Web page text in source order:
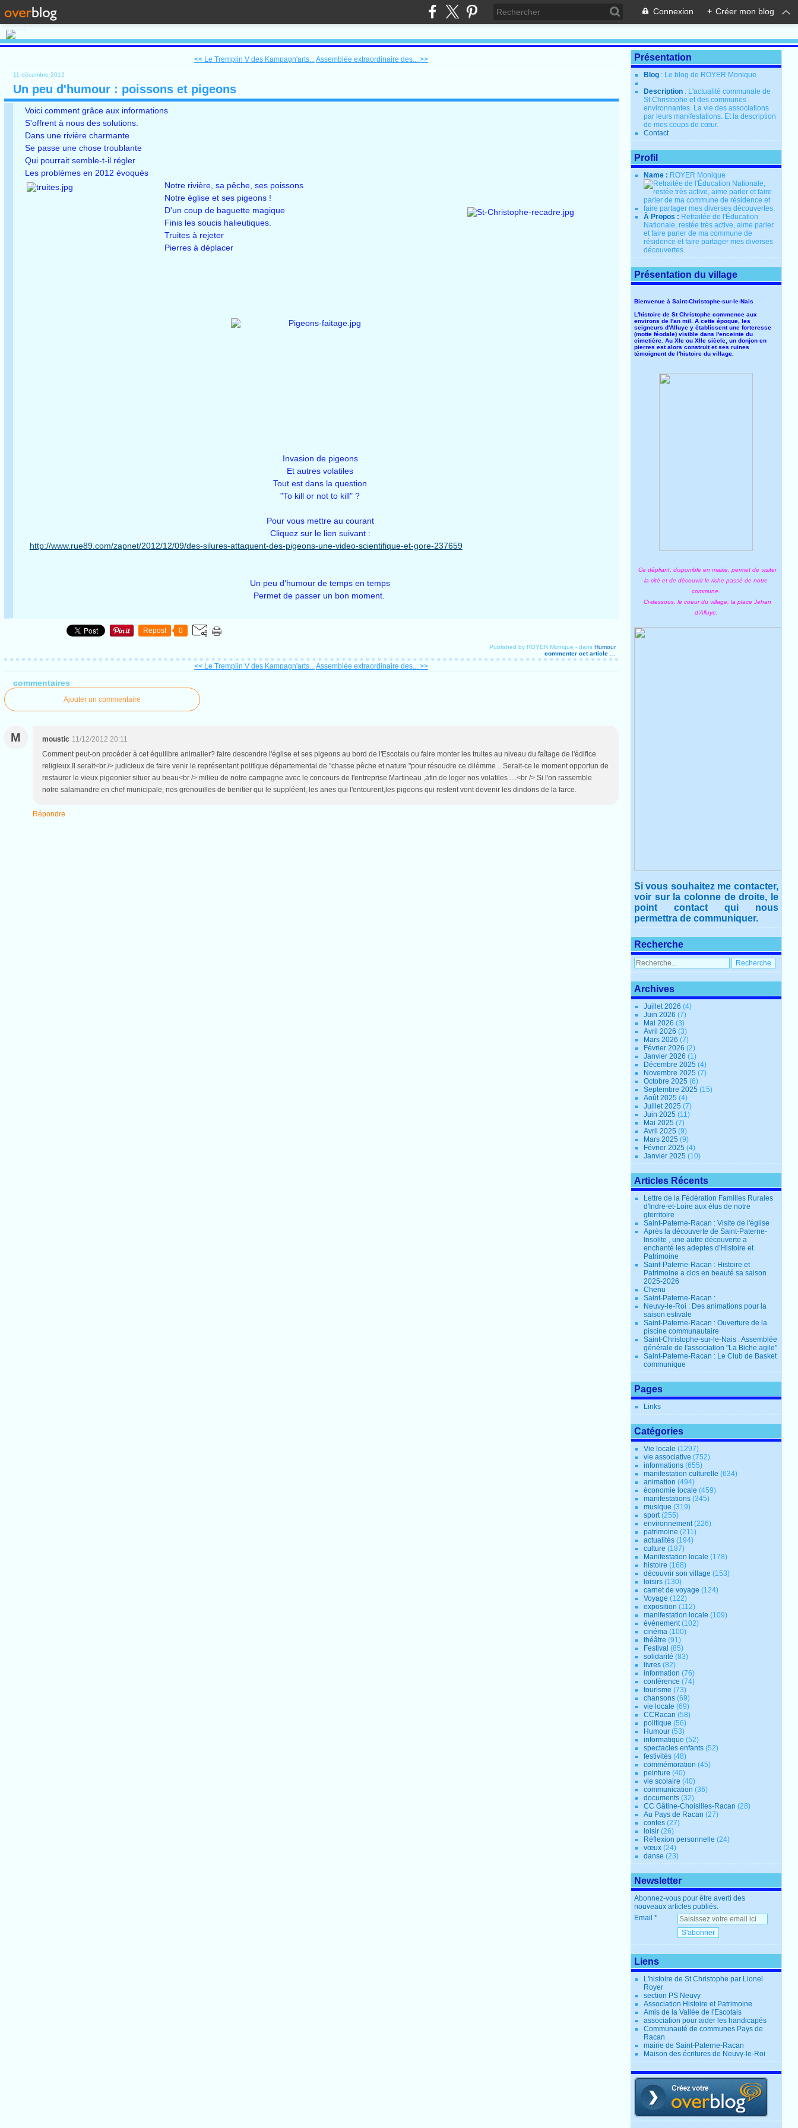
Connexion + Créer mon blog
<< Le Tremplin V des Kampagn'arts... Assemblée extraordinaire des... >>
11 décembre 2012
Un peu d'humour : poissons et pigeons
Voici comment grâce aux informations
S'offrent à nous des solutions.
Dans une rivière charmante
Se passe une chose troublante
Qui pourrait semble-t-il régler
Les problèmes en 2012 évoqués
Notre rivière, sa pêche, ses poissons
Notre église et ses pigeons !
D'un coup de baguette magique
Finis les soucis halieutiques.
Truites à rejeter
Pierres à déplacer
Invasion de pigeons
Et autres volatiles
Tout est dans la question
"To kill or not to kill" ?
Pour vous mettre au courant
Cliquez sur le lien suivant :
http://www.rue89.com/zapnet/2012/12/09/des-silures-attaquent-des-pigeons-une-video-scientifique-et-gore-237659
Un peu d'humour de temps en temps
Permet de passer un bon moment.
Repost 0
Published by ROYER Monique -dans Humour
commenter cet article
<< Le Tremplin V des Kampagn'arts... Assemblée extraordinaire des... >>
commentaires
Ajouter un commentaire
M moustic 11/12/2012 20:11
Comment peut-on procéder à cet équilibre animalier? faire descendre l'église et ses pigeons au bord de l'Escotais ou faire monter les truites au niveau du faîtage de l'édifice
religieux.Il serait<br /> judicieux de faire venir le représentant politique départemental de "chasse pêche et nature "pour résoudre ce dilèmme ...Serait-ce le moment opportun de
restaurer le vieux pigeonier situer au beau<br /> milieu de notre campagne avec le concours de l'entreprise Martineau ,afin de loger nos volatiles ....<br /> Si l'on rassemble
notre salamandre en chef municipale, nos grenouilles de benitier qui le suppléent, les anes qui l'entourent,les pigeons qui restent vont devenir les dindons de la farce.
Répondre
Présentation
Blog : Le blog de ROYER Monique
Description : L'actualité communale de
St Christophe et des communes
environnantes. La vie des associations
par leurs manifestations. Et la description
de mes coups de cœur.
Contact
Profil
Name : ROYER Monique
À Propos : Retraitée de l'Éducation
Nationale, restée très active, aime parler
et faire parler de ma commune de
résidence et faire partager mes diverses
découvertes.
Présentation du village
Bienvenue à Saint-Christophe-sur-le-Nais
L'histoire de St Christophe commence aux
environs de l'an mil. A cette époque, les
seigneurs d'Alluye y établissent une forteresse
(motte féodale) visible dans l'enceinte du
cimetière. Au XIe ou XIIe siècle, un donjon en
pierres est alors construit et ses ruines
témoignent de l'histoire du village.
Ce dépliant, disponible en mairie, permet de visiter
la cité et de découvrir le riche passé de notre
commune.
Ci-dessous, le coeur du village, la place Jehan
d'Alluye.
Si vous souhaitez me contacter,
voir sur la colonne de droite, le
point contact qui nous
permettra de communiquer.
Recherche
Archives
Juillet 2026(4)
Juin 2026(7)
Mai 2026(3)
Avril 2026(3)
Mars 2026(7)
Février 2026(2)
Janvier 2026(1)
Décembre 2025(4)
Novembre 2025(7)
Octobre 2025(6)
Septembre 2025(15)
Août 2025(4)
Juillet 2025(7)
Juin 2025(11)
Mai 2025(7)
Avril 2025(9)
Mars 2025(9)
Février 2025(4)
Janvier 2025(10)
Articles Récents
Lettre de la Fédération Familles Rurales
d'Indre-et-Loire aux élus de notre
gterritoire
Saint-Paterne-Racan : Visite de l'église
Après la découverte de Saint-Paterne-
Insolite , une autre découverte a
enchanté les adeptes d’Histoire et
Patrimoine
Saint-Paterne-Racan : Histoire et
Patrimoine a clos en beauté sa saison
2025-2026
Chenu
Saint-Paterne-Racan :
Neuvy-le-Roi : Des animations pour la
saison estivale
Saint-Paterne-Racan : Ouverture de la
piscine communautaire
Saint-Christophe-sur-le-Nais : Assemblée
générale de l'association "La Biche agile"
Saint-Paterne-Racan : Le Club de Basket
communique
Pages
Links
Catégories
Vie locale (1297)
vie associative (752)
informations (655)
manifestation culturelle (634)
animation (494)
économie locale (459)
manifestations (345)
musique (319)
sport(255)
environnement(226)
patrimoine (211)
actualités (194)
culture (187)
Manifestation locale (178)
histoire (168)
découvrir son village (153)
loisirs (130)
carnet de voyage (124)
Voyage (122)
exposition (112)
manifestation locale (109)
évènement(102)
cinéma (100)
théâtre (91)
Festival (85)
solidarité (83)
livres (82)
information (76)
conférence (74)
tourisme (73)
chansons (69)
vie locale (69)
CCRacan (58)
politique (56)
Humour (53)
informatique (52)
spectacles enfants (52)
festivités (48)
commémoration (45)
peinture (40)
vie scolaire (40)
communication (36)
documents (32)
CC Gâtine-Choisilles-Racan (28)
Au Pays de Racan (27)
contes (27)
loisir (26)
Réflexion personnelle (24)
vœux (24)
danse (23)
Newsletter
Abonnez-vous pour être averti des
nouveaux articles publiés.
Email
Liens
L'histoire de St Christophe par Lionel
Royer
section PS Neuvy
Association Histoire et Patrimoine
Amis de la Vallée de l'Escotais
association pour aider les handicapés
Communauté de communes Pays de
Racan
mairie de Saint-Paterne-Racan
Maison des écritures de Neuvy-le-Roi